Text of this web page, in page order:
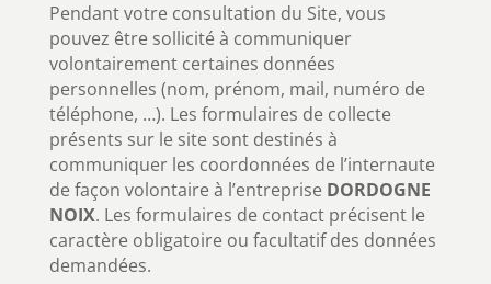
Pendant votre consultation du Site, vous
pouvez être sollicité à communiquer
volontairement certaines données
personnelles (nom, prénom, mail, numéro de
téléphone, …). Les formulaires de collecte
présents sur le site sont destinés à
communiquer les coordonnées de l’internaute
de façon volontaire à l’entreprise DORDOGNE
NOIX. Les formulaires de contact précisent le
caractère obligatoire ou facultatif des données
demandées.